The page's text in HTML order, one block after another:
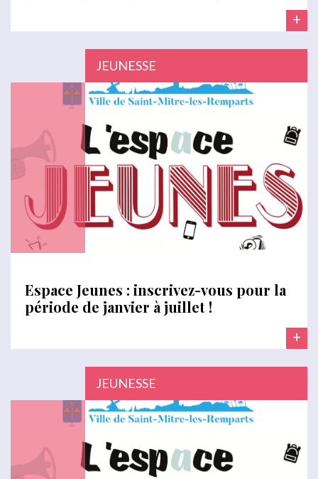
+
JEUNESSE
Espace Jeunes : inscrivez-vous pour la
période de janvier à juillet !
+
JEUNESSE